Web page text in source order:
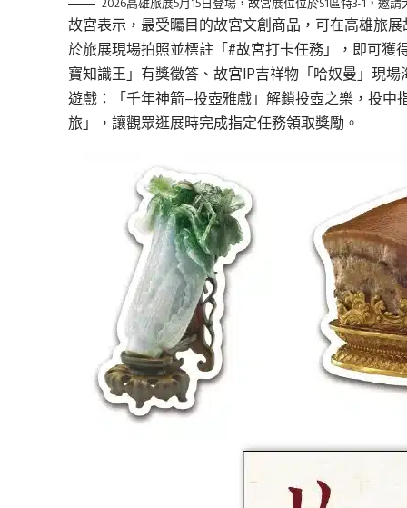
2026高雄旅展5月15日登場，故宮展位位於S1區特3-1，邀
故宮表示，最受矚目的故宮文創商品 ，可在高雄旅
於旅展現場拍照並標註 「#故宮打卡任務」，即可獲
寶知識王」有獎徵答、故宮IP吉祥物「哈奴曼 」現場
遊戲：「千年神箭–投壺雅戲 」解鎖投壺之樂，投中
旅」，讓觀眾逛展時完成指定任務領取獎勵。